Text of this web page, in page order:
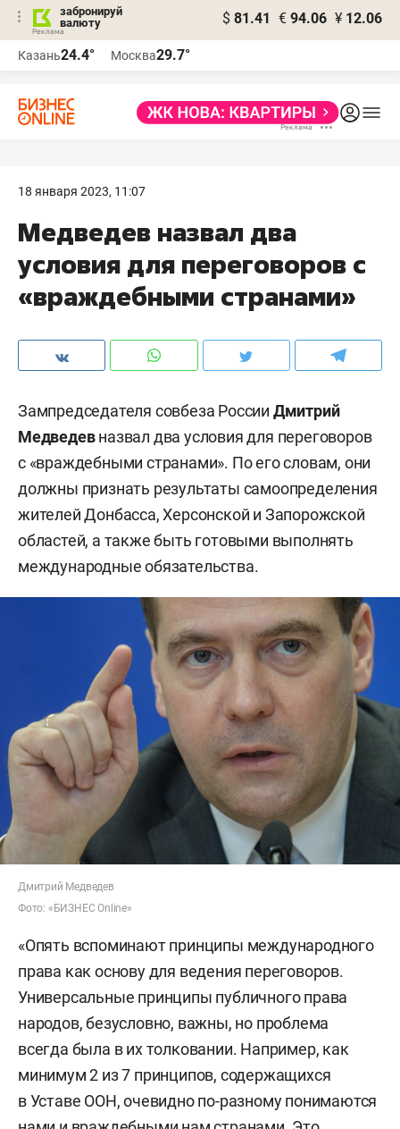
забронируй
валюту
$ 81.41 € 94.06 ¥ 12.06
Казань24.4° Москва29.7°
18 января 2023, 11:07
Медведев назвал два
условия для переговоров с
«враждебными странами»
Зампредседателя совбеза России Дмитрий
Медведевназвал два условия для переговоров
с «враждебными странами». По его словам, они
должны признать результаты самоопределения
жителей Донбасса, Херсонской и Запорожской
областей, а также быть готовыми выполнять
международные обязательства.
Дмитрий Медведев
Фото: «БИЗНЕС Online»
«Опять вспоминают принципы международного
права как основу для ведения переговоров.
Универсальные принципы публичного права
народов, безусловно, важны, но проблема
всегда была в их толковании. Например, как
минимум 2 из 7 принципов, содержащихся
в Уставе ООН, очевидно по-разному понимаются